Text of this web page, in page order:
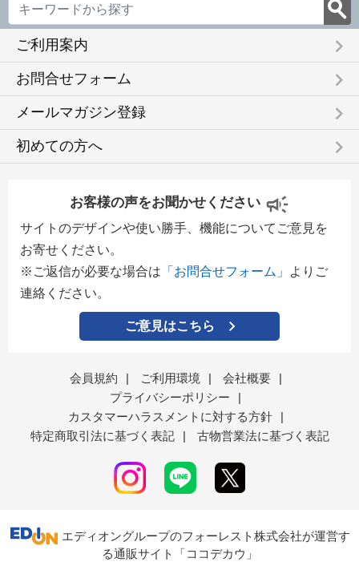
ご利用案内 keyboard_arrow_right
お問合せフォーム keyboard_arrow_right
メールマガジン登録 keyboard_arrow_right
初めての方へ keyboard_arrow_right
お客様の声をお聞かせください
サイトのデザインや使い勝手、機能についてご意見を
お寄せください。
※ご返信が必要な場合は 「お問合せフォーム」
よりご
連絡ください。
ご意見はこちら
会員規約 | ご利用環境 | 会社概要
|
プライバシーポリシー
|
カスタマーハラスメントに対する方針
|
特定商取引法に基づく表記
| 古物営業法に基づく表記
エディオングループのフォーレスト株式会社が運営す
る通販サイト「ココデカウ」